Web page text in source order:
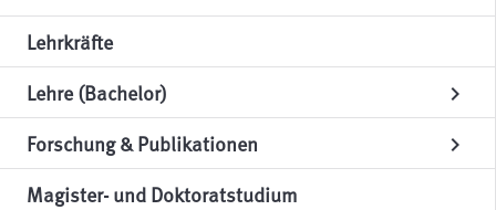
Lehrkräfte
Lehre (Bachelor)
chevron_right
Forschung & Publikationen chevron_right
Magister- und Doktoratstudium